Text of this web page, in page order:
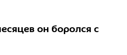
он боролся с